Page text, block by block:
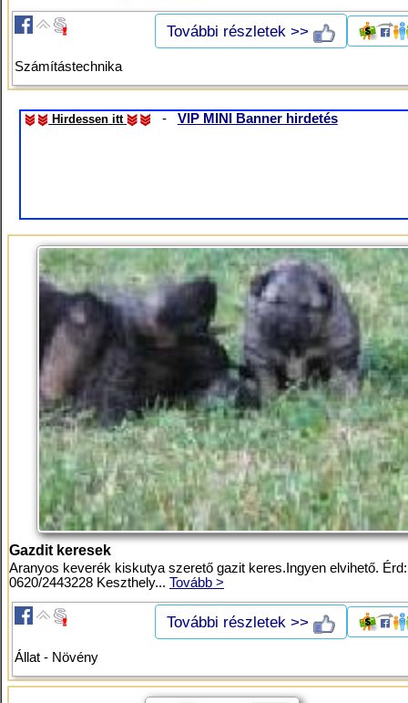
További részletek >>
Számítástechnika
Hirdessen itt - VIP MINI Banner hirdetés
Gazdit keresek
Aranyos keverék kiskutya szerető gazit keres.Ingyen elvihető. Érd:
0620/2443228 Keszthely... Tovább >
További részletek >>
Állat - Növény